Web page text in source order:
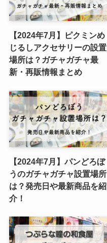
【2024年7月】ピクミンめ
じるしアクセサリーの設置
場所は？ガチャガチャ最
新・再販情報まとめ
【2024年7月】パンどろぼ
うのガチャガチャ設置場所
は？発売日や最新商品を紹
介！